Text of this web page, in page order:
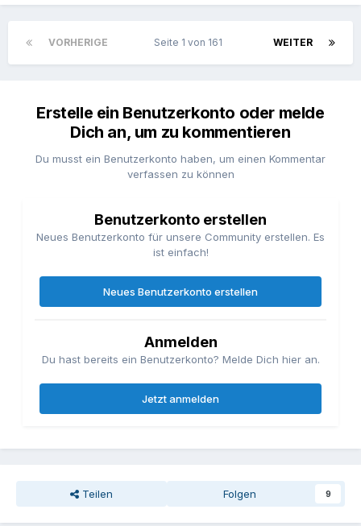
VORHERIGE WEITER
Seite 1 von 161
Erstelle ein Benutzerkonto oder melde
Dich an, um zu kommentieren
Du musst ein Benutzerkonto haben, um einen Kommentar
verfassen zu können
Benutzerkonto erstellen
Neues Benutzerkonto für unsere Community erstellen. Es
ist einfach!
Neues Benutzerkonto erstellen
Anmelden
Du hast bereits ein Benutzerkonto? Melde Dich hier an.
Jetzt anmelden
Teilen Folgen 9